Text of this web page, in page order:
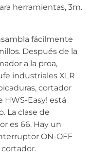
herramientas, 3m.
fácilmente
Después de la
a la proa,
industriales XLR
cortador
Easy! está
La clase de
es 66. Hay un
ON-OFF
cortador.